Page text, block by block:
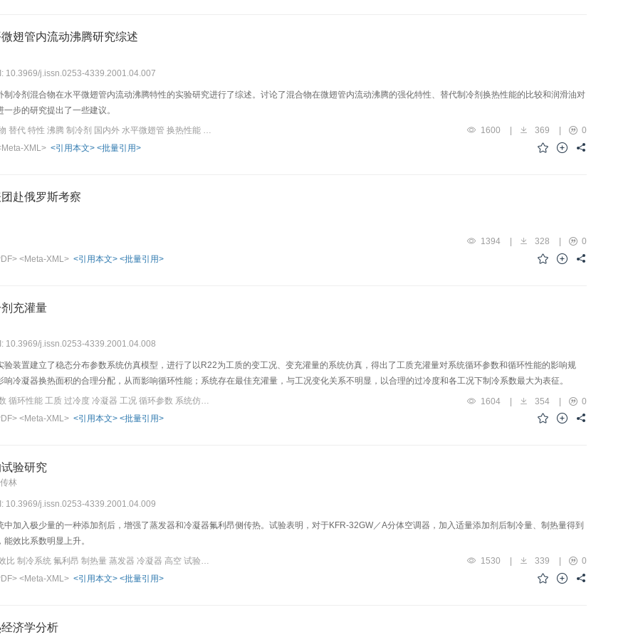
翅管内流动沸腾研究综述
10.3969/j.issn.0253-4339.2001.04.007
制冷剂混合物在水平微翅管内流动沸腾特性的实验研究进行了综述。讨论了混合物在微翅管内流动沸腾的强化特性、替代制冷剂换热性能的比较和润滑油对
一步的研究提出了一些建议。
1600 369
0
XML> <引用本文> <批量引用>
赴俄罗斯考察
1394 328
0
<Meta-XML> <引用本文> <批量引用>
充灌量
10.3969/j.issn.0253-4339.2001.04.008
验装置建立了稳态分布参数系统仿真模型，进行了以R22为工质的变工况、变充灌量的系统仿真，得出了工质充灌量对系统循环参数和循环性能的影响规
响冷凝器换热面积的合理分配，从而影响循环性能；系统存在最佳充灌量，与工况变化关系不明显，以合理的过冷度和各工况下制冷系数最大为表征。
关键词：制冷剂 制冷系数 循环性能 工质 过冷度 冷凝器 工况 循环参数 系统仿真 空调
1604 | 354 |
0
<Meta-XML> <引用本文> <批量引用>
验研究
林
10.3969/j.issn.0253-4339.2001.04.009
中加入极少量的一种添加剂后，增强了蒸发器和冷凝器氟利昂侧传热。试验表明，对于KFR-32GW／A分体空调器，加入适量添加剂后制冷量、制热量得到
能效比系数明显上升。
关键词：分体空调器 能效比 制冷系统 氟利昂 制热量 蒸发器 冷凝器 高空 试验研究 制冷量
1530 339
0
<Meta-XML> <引用本文> <批量引用>
济学分析